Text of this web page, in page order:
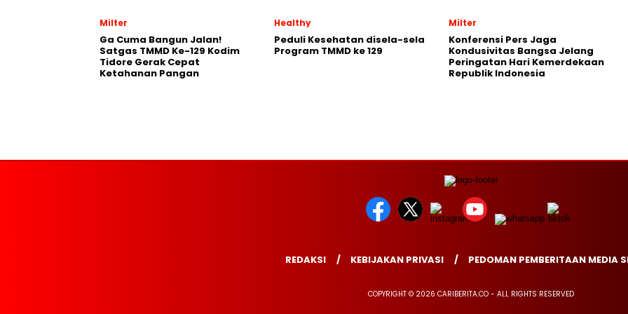
Milter
Ga Cuma Bangun Jalan!
Satgas TMMD Ke-129 Kodim
Tidore Gerak Cepat
Ketahanan Pangan
Healthy
Peduli Kesehatan disela-sela
Program TMMD ke 129
Milter
Konferensi Pers Jaga
Kondusivitas Bangsa Jelang
Peringatan Hari Kemerdekaan
Republik Indonesia
REDAKSI KEBIJAKAN PRIVASI PEDOMAN PEMBERITAAN MEDIA
COPYRIGHT © 2026 CARIBERITA.CO - ALL RIGHTS RESERVED